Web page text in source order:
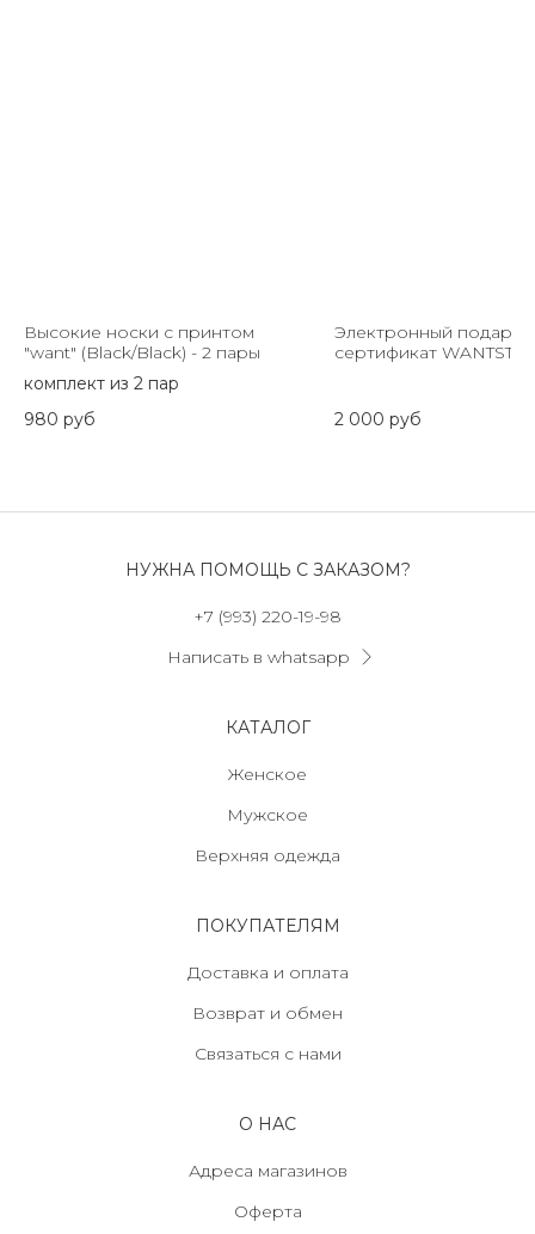
Высокие носки с принтом
"want" (Black/Black) - 2 пары
комплект из 2 пар
980 руб
Электронный
сертификат
2 000 руб
+7 (993) 220-19-98
НУЖНА ПОМОЩЬ С ЗАКАЗОМ?
Написать в whatsapp
Женское
КАТАЛОГ
Мужское
Верхняя одежда
Доставка и оплата
ПОКУПАТЕЛЯМ
Возврат и обмен
Связаться с нами
Адреса магазинов
О НАС
Оферта